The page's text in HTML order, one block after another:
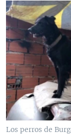
Los perros de